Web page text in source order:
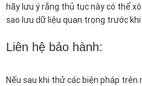
hãy lưu ý rằng thủ tục này có thể
sao lưu dữ liệu quan trọng trước
Liên hệ bảo hành:
Nếu sau khi thử các biện pháp trên